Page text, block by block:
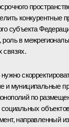
конкурентные
субъекта
роль в
связях.
и муниципальные
по
социальных
направленный